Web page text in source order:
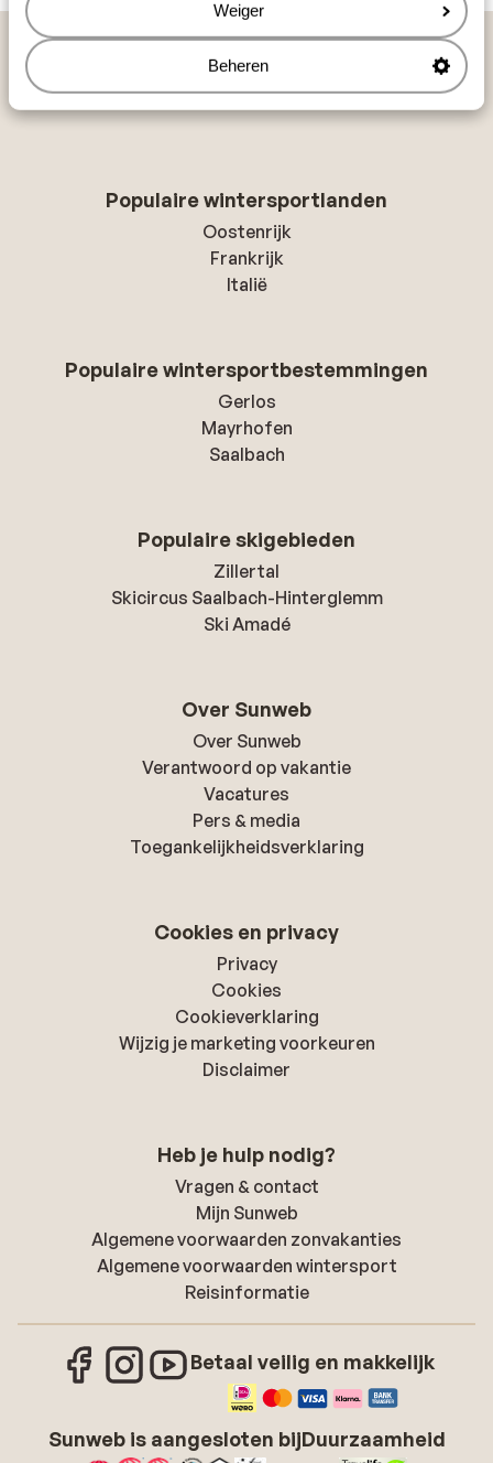
Weiger
Beheren
Vakanties Wintersport Oostenrijk
2 Länder Skiarena
Pfunds
Populaire wintersportlanden
Oostenrijk
Frankrijk
Italië
Populaire wintersportbestemmingen
Gerlos
Mayrhofen
Saalbach
Populaire skigebieden
Zillertal
Skicircus Saalbach-Hinterglemm
Ski Amadé
Over Sunweb
Over Sunweb
Verantwoord op vakantie
Vacatures
Pers & media
Toegankelijkheidsverklaring
Cookies en privacy
Privacy
Cookies
Cookieverklaring
Wijzig je marketing voorkeuren
Disclaimer
Heb je hulp nodig?
Vragen & contact
Mijn Sunweb
Algemene voorwaarden zonvakanties
Algemene voorwaarden wintersport
Reisinformatie
Betaal veilig en makkelijk
Sunweb is aangesloten bijDuurzaamheid